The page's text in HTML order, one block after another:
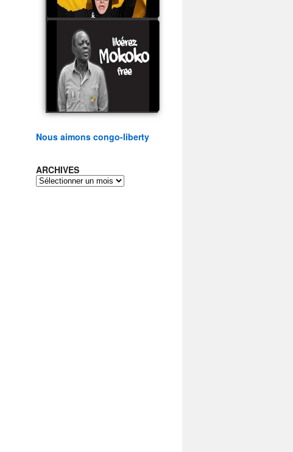
Le Général Mokoko est
l'unique légitimité
présidentielle du peuple
congolais
watch video
Nous aimons congo-liberty
ARCHIVES
ARCHIVES